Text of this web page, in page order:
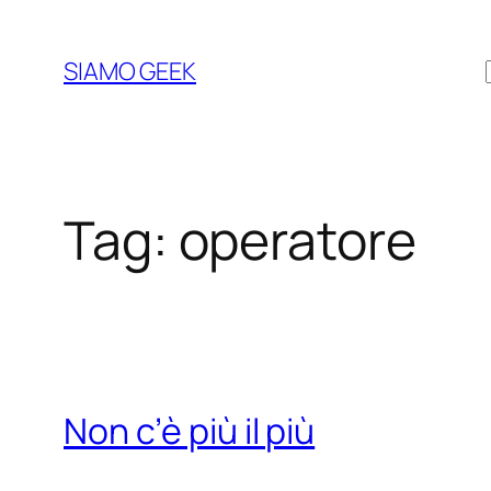
contenuto
SIAMO GEEK
Tag: operatore
Non c’è più il più